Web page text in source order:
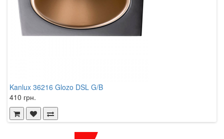
Kanlux 36216 Glozo DSL G/B
410 грн.